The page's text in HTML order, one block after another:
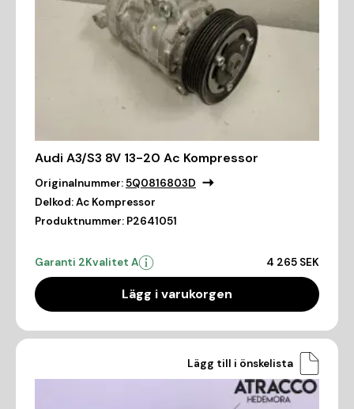
Audi A3/S3 8V 13-20 Ac Kompressor
Originalnummer:5Q0816803D
Delkod:Ac Kompressor
Produktnummer: P2641051
Garanti 2Kvalitet A 4 265 SEK
Lägg i varukorgen
Lägg till i önskelista